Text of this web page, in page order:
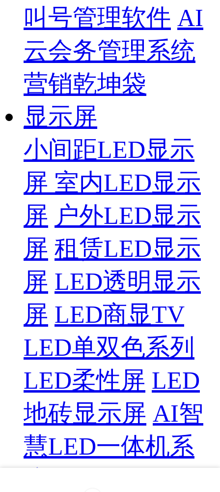
叫号管理软件 AI
云会务管理系统
营销乾坤袋
显示屏
小间距LED显示
屏 室内LED显示
屏 户外LED显示
屏 租赁LED显示
屏 LED透明显示
屏 LED商显TV
LED单双色系列
LED柔性屏 LED
地砖显示屏 AI智
慧LED一体机系